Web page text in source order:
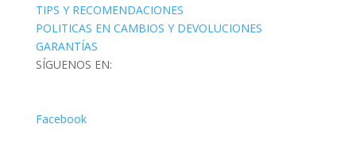
TIPS Y RECOMENDACIONES
POLITICAS EN CAMBIOS Y DEVOLUCIONES
GARANTÍAS
SÍGUENOS EN:
Facebook